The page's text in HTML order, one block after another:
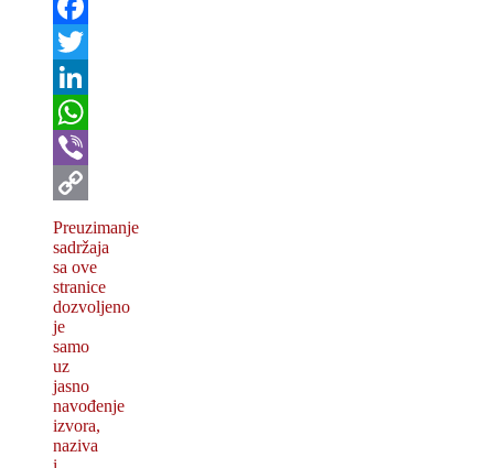
Facebook
Twitter
LinkedIn
WhatsApp
Viber
Copy
Link
Preuzimanje
sadržaja
sa ove
stranice
dozvolјeno
je
samo
uz
jasno
navođenje
izvora,
naziva